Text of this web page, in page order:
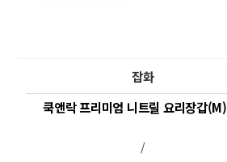
잡화
쿡앤락 프리미엄 니트릴 요리장갑(M)
/